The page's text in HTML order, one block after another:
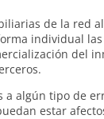
de la red
individual
del
a algún tipo de
estar